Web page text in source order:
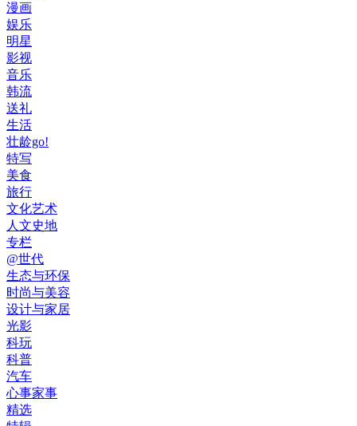
漫画
娱乐
明星
影视
音乐
韩流
送礼
生活
壮龄go!
特写
美食
旅行
文化艺术
人文史地
专栏
@世代
生态与环保
时尚与美容
设计与家居
光影
科玩
科普
汽车
心事家事
精选